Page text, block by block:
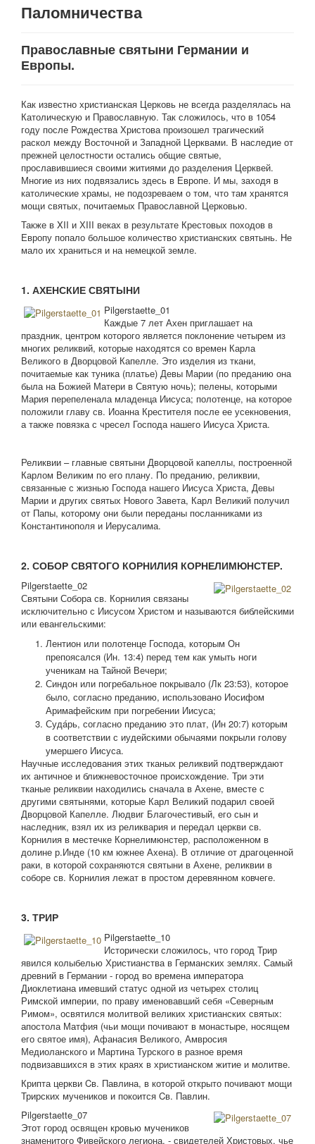
Паломничества
Православные святыни Германии и
Европы.
Как известно христианская Церковь не всегда разделялась на
Католическую и Православную. Так сложилось, что в 1054
году после Рождества Христова произошел трагический
раскол между Восточной и Западной Церквами. В наследие от
прежней целостности остались общие святые,
прославившиеся своими житиями до разделения Церквей.
Многие из них подвязались здесь в Европе. И мы, заходя в
католические храмы, не подозреваем о том, что там хранятся
мощи святых, почитаемых Православной Церковью.
Также в XII и ХIII веках в результате Крестовых походов в
Европу попало большое количество христианских святынь. Не
мало их храниться и на немецкой земле.
1. АХЕНСКИЕ СВЯТЫНИ
Pilgerstaette_01
Каждые 7 лет Ахен приглашает на
праздник, центром которого является поклонение четырем из
многих реликвий, которые находятся со времен Карла
Великого в Дворцовой Капелле. Это изделия из ткани,
почитаемые как туника (платье) Девы Марии (по преданию она
была на Божией Матери в Святую ночь); пелены, которыми
Мария перепеленала младенца Иисуса; полотенце, на которое
положили главу св. Иоанна Крестителя после ее усекновения,
а также повязка с чресел Господа нашего Иисуса Христа.
Реликвии – главные святыни Дворцовой капеллы, построенной
Карлом Великим по его плану. По преданию, реликвии,
связанные с жизнью Господа нашего Иисуса Христа, Девы
Марии и других святых Нового Завета, Карл Великий получил
от Папы, которому они были переданы посланниками из
Константинополя и Иерусалима.
2. СОБОР СВЯТОГО КОРНИЛИЯ КОРНЕЛИМЮНСТЕР.
Pilgerstaette_02
Святыни Собора св. Корнилия связаны
исключительно с Иисусом Христом и называются библейскими
или евангельскими:
Лентион или полотенце Господа, которым Он
препоясался (Ин. 13:4) перед тем как умыть ноги
ученикам на Тайной Вечери;
Синдон или погребальное покрывало (Лк 23:53), которое
было, согласно преданию, использовано Иосифом
Аримафейским при погребении Иисуса;
Судáрь, согласно преданию это плат, (Ин 20:7) которым
в соответствии с иудейскими обычаями покрыли голову
умершего Иисуса.
Научные исследования этих тканых реликвий подтверждают
их античное и ближневосточное происхождение. Три эти
тканые реликвии находились сначала в Ахене, вместе с
другими святынями, которые Карл Великий подарил своей
Дворцовой Капелле. Людвиг Благочестивый, его сын и
наследник, взял их из реликвария и передал церкви св.
Корнилия в местечке Корнелимюнстер, расположенном в
долине р.Инде (10 км южнее Ахена). В отличие от драгоценной
раки, в которой сохраняются святыни в Ахене, реликвии в
соборе св. Корнилия лежат в простом деревянном ковчеге.
3. ТРИР
Pilgerstaette_10
Исторически сложилось, что город Трир
явился колыбелью Христианства в Германских землях. Самый
древний в Германии - город во времена императора
Диоклетиана имевший статус одной из четырех столиц
Римской империи, по праву именовавший себя «Северным
Римом», освятился молитвой великих христианских святых:
апостола Матфия (чьи мощи почивают в монастыре, носящем
его святое имя), Афанасия Великого, Амвросия
Медиоланского и Мартина Турского в разное время
подвизавшихся в этих краях в христианском житие и молитве.
Крипта церкви Cв. Павлина, в которой открыто почивают мощи
Трирских мучеников и покоится Cв. Павлин.
Pilgerstaette_07
Этот город освящен кровью мучеников
знаменитого Фивейского легиона, - свидетелей Христовых, чье